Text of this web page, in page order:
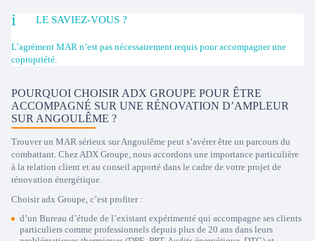
LE SAVIEZ-VOUS ?
L’agrément MAR n’est pas nécessairement requis pour accompagner une
copropriété.
POURQUOI CHOISIR ADX GROUPE POUR ÊTRE
ACCOMPAGNÉ SUR UNE RÉNOVATION D’AMPLEUR
SUR ANGOULÊME ?
Trouver un MAR sérieux sur Angoulême peut s’avérer être un parcours du
combattant. Chez ADX Groupe, nous accordons une importance particulière
à la relation client et au conseil apporté dans le cadre de votre projet de
rénovation énergétique.
Choisir adx Groupe, c’est profiter :
d’un Bureau d’étude de l’existant expérimenté qui accompagne ses clients
particuliers comme professionnels depuis plus de 20 ans dans leurs